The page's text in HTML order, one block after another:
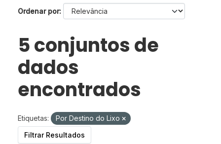
Ordenar por
5 conjuntos de
dados
encontrados
Etiquetas:
Por Destino do Lixo
Filtrar Resultados